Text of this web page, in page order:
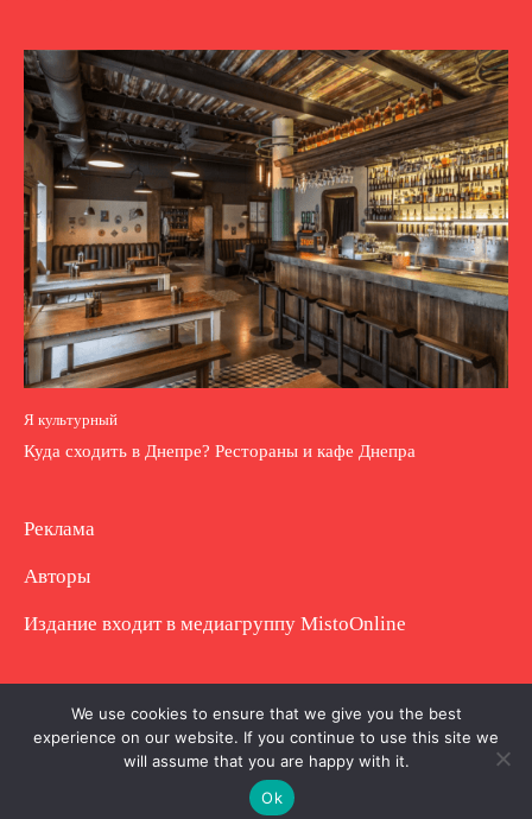
Я культурный
Куда сходить в Днепре? Рестораны и кафе Днепра
Реклама
Авторы
Издание входит в медиагруппу MistoOnline
Copyright © Полное использование материала
запрещено. Частично разрешено с гиперссылкой.
We use cookies to ensure that we give you the best
experience on our website. If you continue to use this site we
will assume that you are happy with it.
Ok